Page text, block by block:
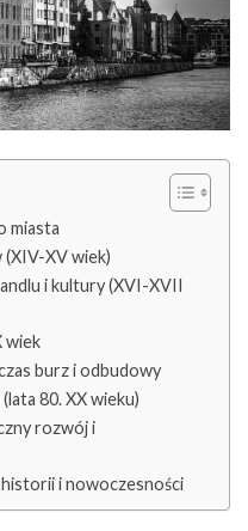
miasta
(XIV-XV wiek)
i kultury (XVI-XVII
wiek
burz i odbudowy
80. XX wieku)
rozwój i
i nowoczesności